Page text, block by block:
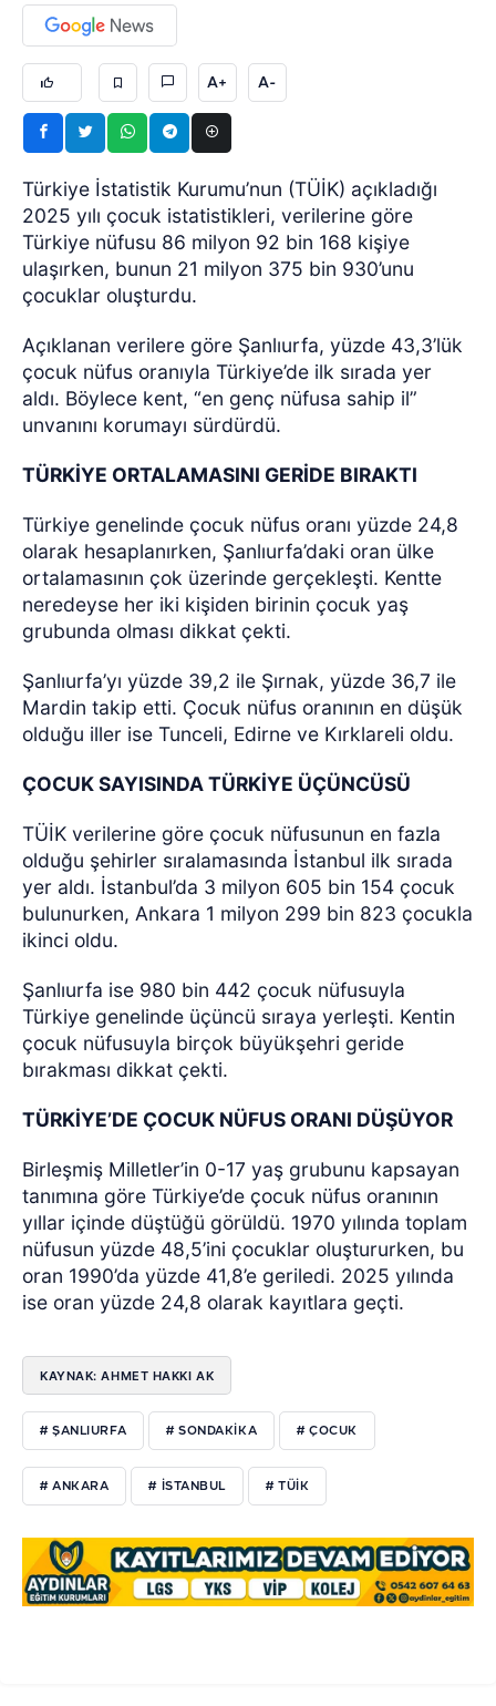
A+ A-
Türkiye İstatistik Kurumu’nun (TÜİK) açıkladığı
2025 yılı çocuk istatistikleri, verilerine göre
Türkiye nüfusu 86 milyon 92 bin 168 kişiye
ulaşırken, bunun 21 milyon 375 bin 930’unu
çocuklar oluşturdu.
Açıklanan verilere göre Şanlıurfa, yüzde 43,3’lük
çocuk nüfus oranıyla Türkiye’de ilk sırada yer
aldı. Böylece kent, “en genç nüfusa sahip il”
unvanını korumayı sürdürdü.
TÜRKİYE ORTALAMASINI GERİDE BIRAKTI
Türkiye genelinde çocuk nüfus oranı yüzde 24,8
olarak hesaplanırken, Şanlıurfa’daki oran ülke
ortalamasının çok üzerinde gerçekleşti. Kentte
neredeyse her iki kişiden birinin çocuk yaş
grubunda olması dikkat çekti.
Şanlıurfa’yı yüzde 39,2 ile Şırnak, yüzde 36,7 ile
Mardin takip etti. Çocuk nüfus oranının en düşük
olduğu iller ise Tunceli, Edirne ve Kırklareli oldu.
ÇOCUK SAYISINDA TÜRKİYE ÜÇÜNCÜSÜ
TÜİK verilerine göre çocuk nüfusunun en fazla
olduğu şehirler sıralamasında İstanbul ilk sırada
yer aldı. İstanbul’da 3 milyon 605 bin 154 çocuk
bulunurken, Ankara 1 milyon 299 bin 823 çocukla
ikinci oldu.
Şanlıurfa ise 980 bin 442 çocuk nüfusuyla
Türkiye genelinde üçüncü sıraya yerleşti. Kentin
çocuk nüfusuyla birçok büyükşehri geride
bırakması dikkat çekti.
TÜRKİYE’DE ÇOCUK NÜFUS ORANI DÜŞÜYOR
Birleşmiş Milletler’in 0-17 yaş grubunu kapsayan
tanımına göre Türkiye’de çocuk nüfus oranının
yıllar içinde düştüğü görüldü. 1970 yılında toplam
nüfusun yüzde 48,5’ini çocuklar oluştururken, bu
oran 1990’da yüzde 41,8’e geriledi. 2025 yılında
ise oran yüzde 24,8 olarak kayıtlara geçti.
KAYNAK: AHMET HAKKI AK
# ŞANLIURFA # SONDAKIKA # ÇOCUK
# ANKARA # ISTANBUL # TÜIK